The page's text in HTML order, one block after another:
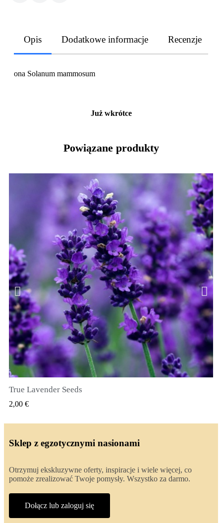
Opis Dodatkowe informacje Recenzje
ona Solanum mammosum
Już wkrótce
Powiązane produkty
SZYBKI PODGLĄD
True Lavender Seeds
2,00 €
Sklep z egzotycznymi nasionami
Otrzymuj ekskluzywne oferty, inspiracje i wiele więcej, co
pomoże zrealizować Twoje pomysły. Wszystko za darmo.
Dołącz lub zaloguj się